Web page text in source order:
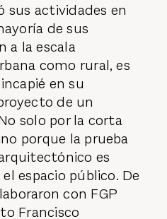
sus actividades en
de sus
a la escala
como rural, es
en su
de un
solo por la corta
porque la prueba
es
espacio público. De
con FGP
Francisco